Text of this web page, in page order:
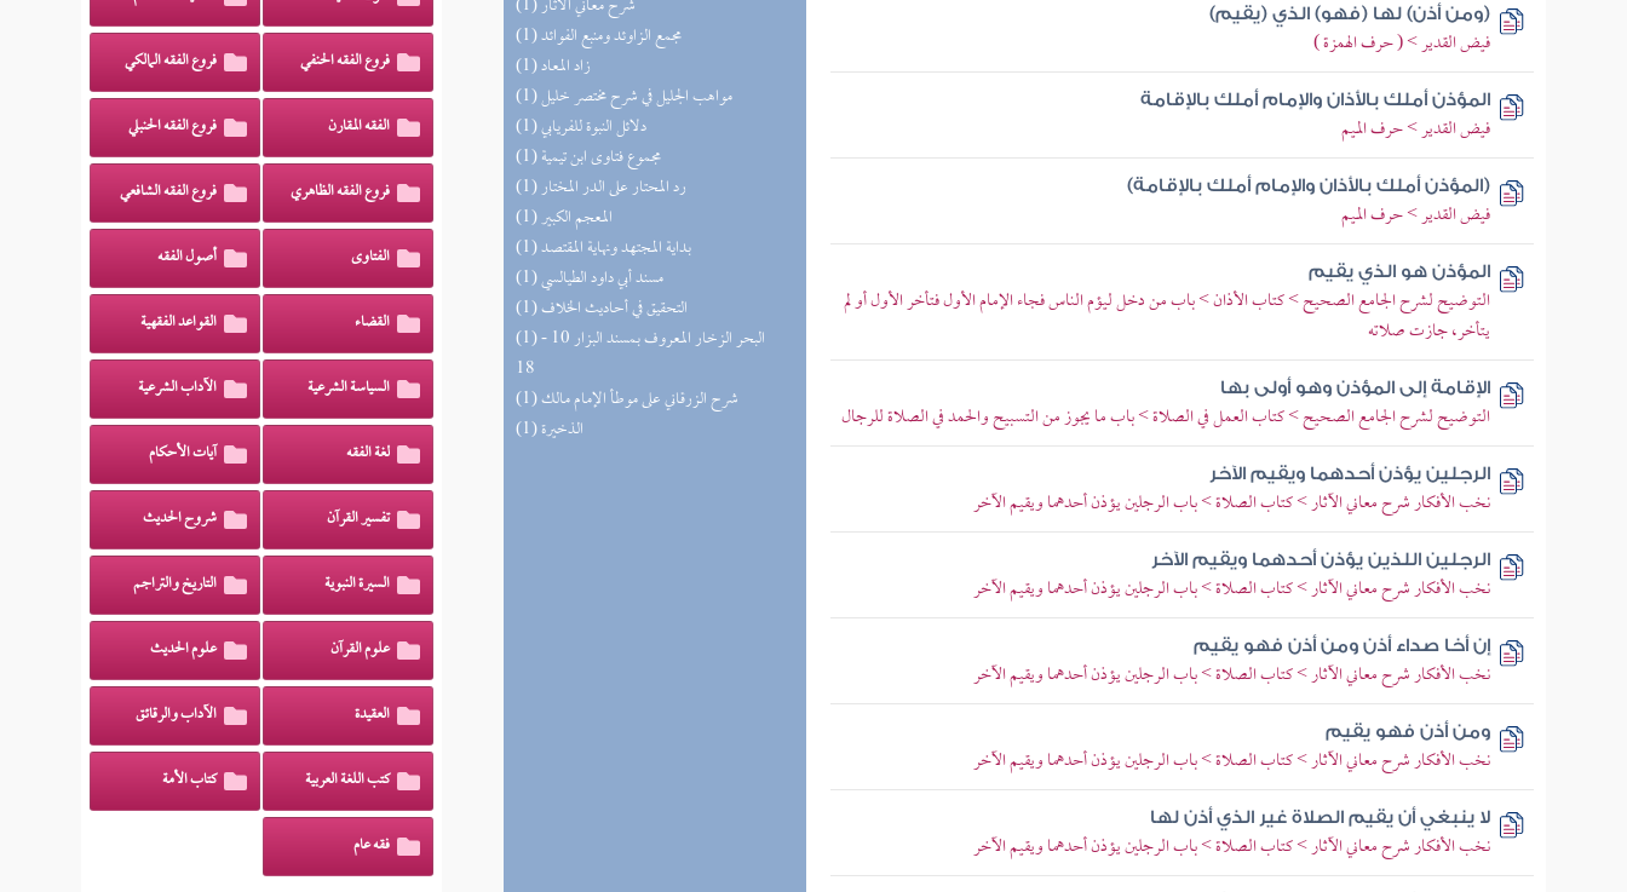
(1) مجمع الزاوئد ومنبع الفوائد
(1) زاد المعاد
(1) مواهب الجليل في شرح مختصر خليل
(1) دلائل النبوة للفريابي
(1) مجموع فتاوى ابن تيمية
(1) رد المحتار على الدر المختار
(1) المعجم الكبير
(1) بداية المجتهد ونهاية المقتصد
(1) مسند أبي داود الطيالسي
(1) التحقيق في أحاديث الخلاف
(1) البحر الزخار المعروف بمسند البزار 10 -
18
(1) شرح الزرقاني على موطأ الإمام مالك
(1) الذخيرة
(ومن أذن) لها (فهو) الذي (يقيم)
فيض القدير > ( حرف الهمزة )
المؤذن أملك بالأذان والإمام أملك بالإقامة
فيض القدير > حرف الميم
(المؤذن أملك بالأذان والإمام أملك بالإقامة)
فيض القدير > حرف الميم
المؤذن هو الذي يقيم
التوضيح لشرح الجامع الصحيح > كتاب الأذان > باب من دخل ليؤم الناس فجاء الإمام الأول فتأخر الأول أو لم
يتأخر، جازت صلاته
الإقامة إلى المؤذن وهو أولى بها
التوضيح لشرح الجامع الصحيح > كتاب العمل في الصلاة > باب ما يجوز من التسبيح والحمد في الصلاة للرجال
الرجلين يؤذن أحدهما ويقيم الآخر
نخب الأفكار شرح معاني الآثار > كتاب الصلاة > باب الرجلين يؤذن أحدهما ويقيم الآخر
الرجلين اللذين يؤذن أحدهما ويقيم الآخر
نخب الأفكار شرح معاني الآثار > كتاب الصلاة > باب الرجلين يؤذن أحدهما ويقيم الآخر
إن أخا صداء أذن ومن أذن فهو يقيم
نخب الأفكار شرح معاني الآثار > كتاب الصلاة > باب الرجلين يؤذن أحدهما ويقيم الآخر
ومن أذن فهو يقيم
نخب الأفكار شرح معاني الآثار > كتاب الصلاة > باب الرجلين يؤذن أحدهما ويقيم الآخر
لا ينبغي أن يقيم الصلاة غير الذي أذن لها
نخب الأفكار شرح معاني الآثار > كتاب الصلاة > باب الرجلين يؤذن أحدهما ويقيم الآخر
فروع الفقه الحنفي فروع الفقه المالكي
الفقه المقارن فروع الفقه الحنبلي
فروع الفقه الظاهري فروع الفقه الشافعي
الفتاوى أصول الفقه
القضاء القواعد الفقهية
السياسة الشرعية الآداب الشرعية
لغة الفقه آيات الأحكام
تفسير القرآن شروح الحديث
السيرة النبوية التاريخ والتراجم
علوم القرآن علوم الحديث
العقيدة الآداب والرقائق
كتب اللغة العربية كتاب الأمة
فقه عام